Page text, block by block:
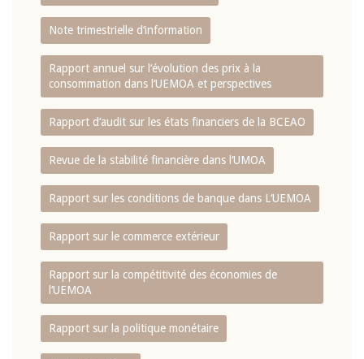
Note trimestrielle d‘information
Rapport annuel sur l‘évolution des prix à la
consommation dans l‘UEMOA et perspectives
Rapport d‘audit sur les états financiers de la BCEAO
Revue de la stabilité financière dans l‘UMOA
Rapport sur les conditions de banque dans L‘UEMOA
Rapport sur le commerce extérieur
Rapport sur la compétitivité des économies de
l‘UEMOA
Rapport sur la politique monétaire